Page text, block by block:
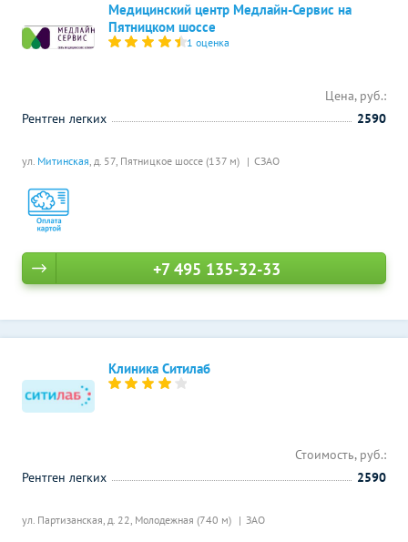
Медицинский центр Медлайн-Сервис на
Пятницком шоссе
1 оценка
ул. Митинская, д. 57, Пятницкое шоссе (137 м) СЗАО
Цена, руб.:
Рентген легких
2590
+7 495 135-32-33
Клиника Ситилаб
ул. Партизанская, д. 22, Молодежная (740 м) ЗАО
Стоимость, руб.:
Рентген легких
2590